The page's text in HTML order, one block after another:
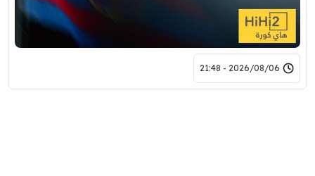
2026/08/06 - 21:48